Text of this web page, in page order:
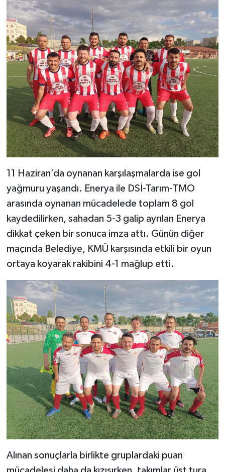
11 Haziran’da oynanan karşılaşmalarda ise gol
yağmuru yaşandı. Enerya ile DSİ-Tarım-TMO
arasında oynanan mücadelede toplam 8 gol
kaydedilirken, sahadan 5-3 galip ayrılan Enerya
dikkat çeken bir sonuca imza attı. Günün diğer
maçında Belediye, KMÜ karşısında etkili bir oyun
ortaya koyarak rakibini 4-1 mağlup etti.
Alınan sonuçlarla birlikte gruplardaki puan